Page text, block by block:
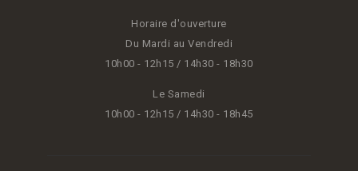
Horaire d'ouverture
Du Mardi au Vendredi
10h00 - 12h15 / 14h30 - 18h30
Le Samedi
10h00 - 12h15 / 14h30 - 18h45